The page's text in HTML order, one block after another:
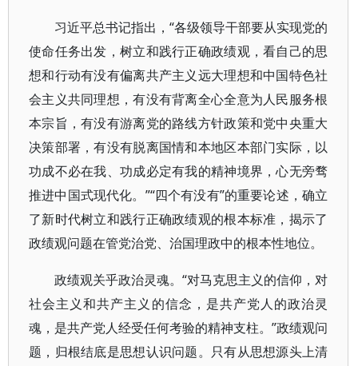
习近平总书记指出，“各级领导干部要从实现党的
使命任务出发，树立和践行正确政绩观，看自己的思
想和行动有没有偏离共产主义远大理想和中国特色社
会主义共同理想，有没有背离全心全意为人民服务根
本宗旨，有没有游离党的路线方针政策和党中央重大
决策部署，有没有脱离国情和本地区本部门实际，以
功成不必在我、功成必定有我的精神境界，心无旁骛
推进中国式现代化。”“四个有没有”的重要论述，确立
了新时代树立和践行正确政绩观的根本标准，揭示了
政绩观问题在管党治党、治国理政中的根本性地位。
政绩观关乎政治灵魂。“对马克思主义的信仰，对
社会主义和共产主义的信念，是共产党人的政治灵
魂，是共产党人经受任何考验的精神支柱。”政绩观问
题，归根结底是思想认识问题。只有从思想源头上清